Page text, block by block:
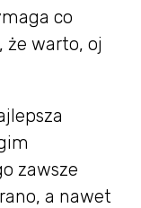
co
że warto, oj
zawsze
a nawet